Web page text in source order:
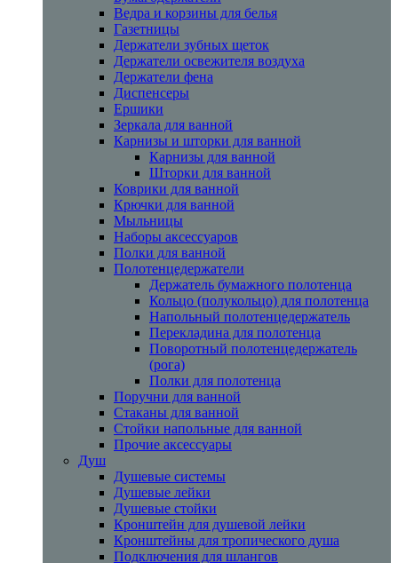
Ведра и корзины для белья
Газетницы
Держатели зубных щеток
Держатели освежителя воздуха
Держатели фена
Диспенсеры
Ершики
Зеркала для ванной
Карнизы и шторки для ванной
Карнизы для ванной
Шторки для ванной
Коврики для ванной
Крючки для ванной
Мыльницы
Наборы аксессуаров
Полки для ванной
Полотенцедержатели
Держатель бумажного полотенца
Кольцо (полукольцо) для полотенца
Напольный полотенцедержатель
Перекладина для полотенца
Поворотный полотенцедержатель
(рога)
Полки для полотенца
Поручни для ванной
Стаканы для ванной
Стойки напольные для ванной
Прочие аксессуары
Душ
Душевые системы
Душевые лейки
Душевые стойки
Кронштейн для душевой лейки
Кронштейны для тропического душа
Подключения для шлангов